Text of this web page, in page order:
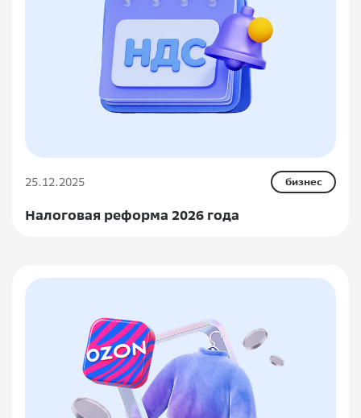
25.12.2025 бизнес
Налоговая реформа 2026 года